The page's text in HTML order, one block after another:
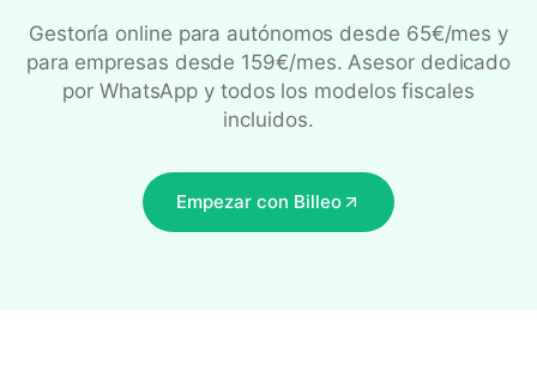
Gestoría online para autónomos desde 65€/mes y
para empresas desde 159€/mes. Asesor dedicado
por WhatsApp y todos los modelos fiscales
incluidos.
Empezar con Billeo